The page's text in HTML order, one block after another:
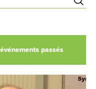
passés